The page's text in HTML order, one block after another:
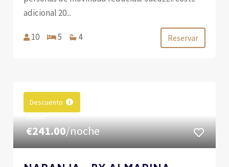
adicional 20...
10 5 4 Reservar
Descuento
€241.00/noche